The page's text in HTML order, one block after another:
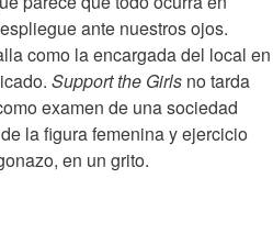
ante nuestros ojos.
como la encargada del local en
Support the Girls no tarda
examen de una sociedad
la figura femenina y ejercicio
en un grito.